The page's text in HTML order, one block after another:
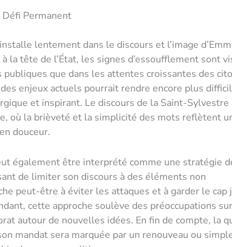
Permanent
lentement dans le discours et l’image
la tête de l’État, les signes d’essoufflement sont
que dans les attentes croissantes des
enjeux actuels pourrait rendre encore plus
et inspirant. Le discours de la Saint-Sylvestre
où la brièveté et la simplicité des mots reflètent
douceur.
également être interprété comme une stratégie
de limiter son discours à des éléments non
peut-être à éviter les attaques et à garder le cap
cette approche soulève des préoccupations
autour de nouvelles idées. En fin de compte, la
mandat sera marquée par un renouveau ou